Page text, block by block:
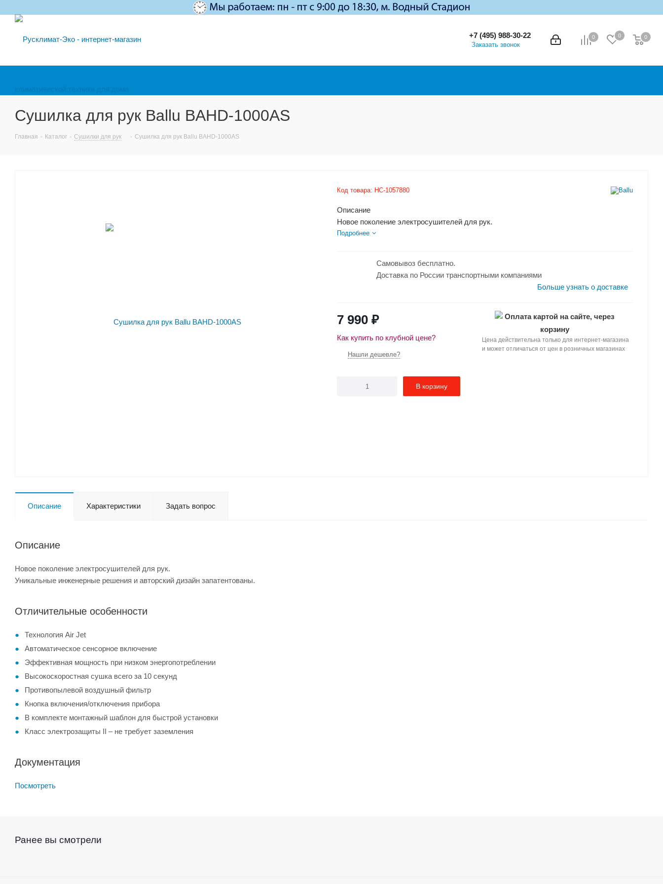
0 0 0
0
+7 (495) 988-30-22
Заказать звонок
Сушилка для рук Ballu BAHD-1000AS
Главная - Каталог - Сушилки для рук - Сушилка для рук Ballu BAHD-1000AS
Код товара: НС-1057880
Описание
Новое поколение электросушителей для рук.
Уникальные инженерные решения и авторский дизайн запатентованы....
Подробнее
Самовывоз бесплатно.
Доставка по России транспортными компаниями
Больше узнать о доставке
7 990 ₽
Как купить по клубной цене?
Нашли дешевле?
В корзину
Оплата картой на сайте, через
корзину
Цена действительна только для интернет-магазина
и может отличаться от цен в розничных магазинах
Описание Характеристики Задать вопрос
Описание
Новое поколение электросушителей для рук.
Уникальные инженерные решения и авторский дизайн запатентованы.
Отличительные особенности
Технология Air Jet
Автоматическое сенсорное включение
Эффективная мощность при низком энергопотреблении
Высокоскоростная сушка всего за 10 секунд
Противопылевой воздушный фильтр
Кнопка включения/отключения прибора
В комплекте монтажный шаблон для быстрой установки
Класс электрозащиты II – не требует заземления
Документация
Посмотреть
Ранее вы смотрели